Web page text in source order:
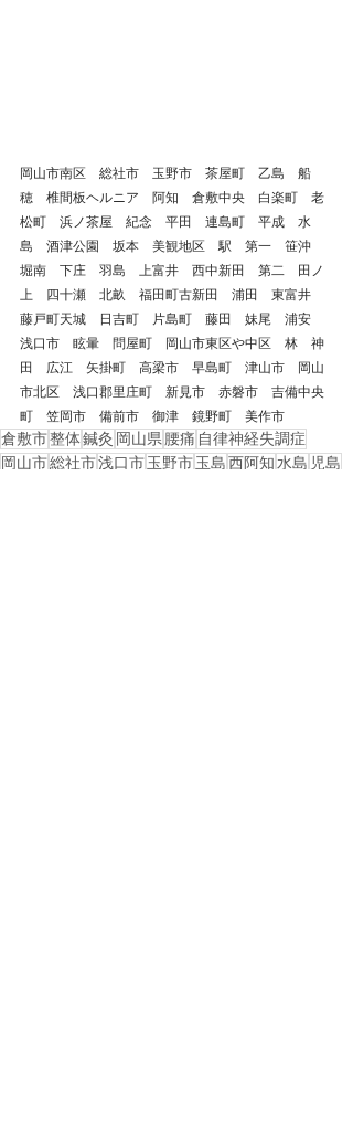
岡山市南区　総社市　玉野市　茶屋町　乙島　船
穂　椎間板ヘルニア　阿知　倉敷中央　白楽町　老
松町　浜ノ茶屋　紀念　平田　連島町　平成　水
島　酒津公園　坂本　美観地区　駅　第一　笹沖
堀南　下庄　羽島　上富井　西中新田　第二　田ノ
上　四十瀬　北畝　福田町古新田　浦田　東富井
藤戸町天城　日吉町　片島町　藤田　妹尾　浦安
浅口市　眩暈　問屋町　岡山市東区や中区　林　神
田　広江　矢掛町　高梁市　早島町　津山市　岡山
市北区　浅口郡里庄町　新見市　赤磐市　吉備中央
町　笠岡市　備前市　御津　鏡野町　美作市
倉敷市整体鍼灸 岡山県腰痛 自律神経失調症
岡山市総社市浅口市玉野市玉島西阿知水島 児島